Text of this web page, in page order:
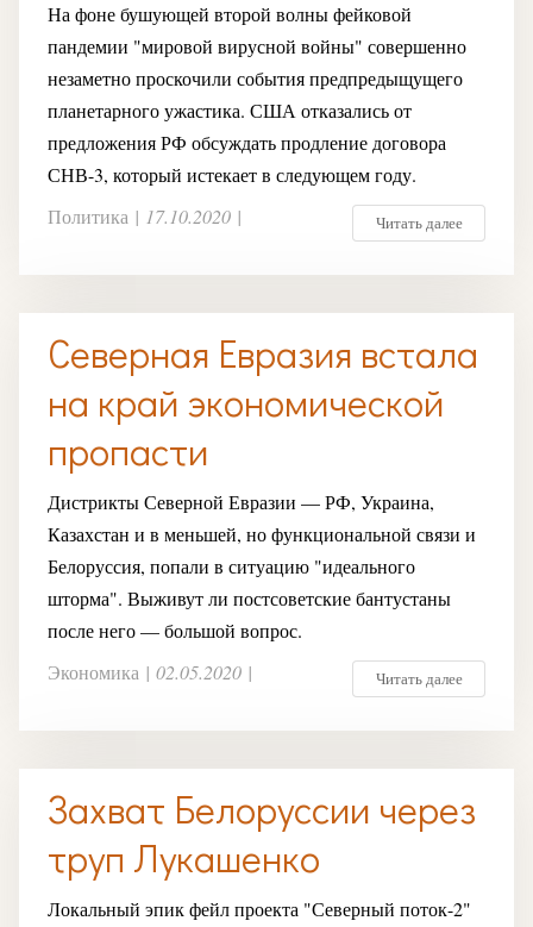
На фоне бушующей второй волны фейковой
пандемии "мировой вирусной войны" совершенно
незаметно проскочили события предпредыщущего
планетарного ужастика. США отказались от
предложения РФ обсуждать продление договора
СНВ-3, который истекает в следующем году.
Читать далее
Политика | 17.10.2020 |
Северная Евразия встала
на край экономической
пропасти
Дистрикты Северной Евразии — РФ, Украина,
Казахстан и в меньшей, но функциональной связи и
Белоруссия, попали в ситуацию "идеального
шторма". Выживут ли постсоветские бантустаны
после него — большой вопрос.
Читать далее
Экономика | 02.05.2020 |
Захват Белоруссии через
труп Лукашенко
Локальный эпик фейл проекта "Северный поток-2"